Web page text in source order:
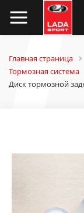
Главная страница
Тормозная система
Диск тормозной